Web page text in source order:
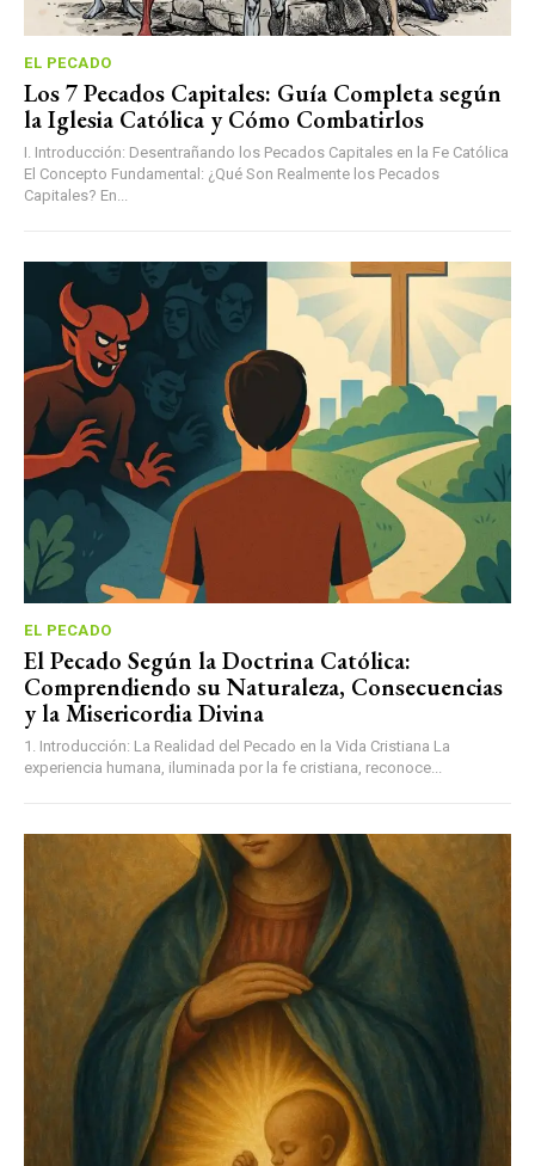
EL PECADO
Los 7 Pecados Capitales: Guía Completa según
la Iglesia Católica y Cómo Combatirlos
I. Introducción: Desentrañando los Pecados Capitales en la Fe Católica
El Concepto Fundamental: ¿Qué Son Realmente los Pecados
Capitales? En...
EL PECADO
El Pecado Según la Doctrina Católica:
Comprendiendo su Naturaleza, Consecuencias
y la Misericordia Divina
1. Introducción: La Realidad del Pecado en la Vida Cristiana La
experiencia humana, iluminada por la fe cristiana, reconoce...